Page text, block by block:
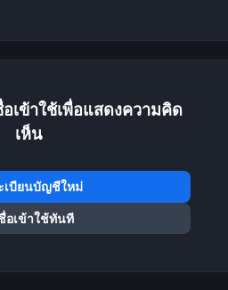
เข้าใช้เพื่อแสดงความคิด
เห็น
เบียนบัญชีใหม่
อเข้าใช้ทันที